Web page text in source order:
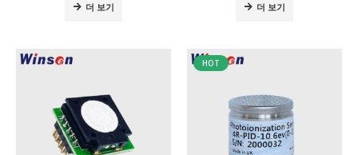
더 보기 더 보기
HOT